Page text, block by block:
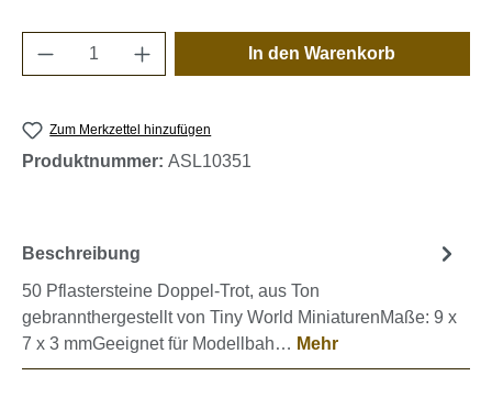
Produkt Anzahl: Gib den gewünschten
In den Warenkorb
Zum Merkzettel hinzufügen
Produktnummer: ASL10351
Beschreibung
50 Pflastersteine Doppel-Trot, aus Ton
gebrannthergestellt von Tiny World MiniaturenMaße: 9 x
7 x 3 mmGeeignet für Modellbah… Mehr